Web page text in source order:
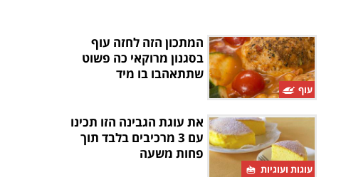
עוף
המתכון הזה לחזה עוף
בסגנון מרוקאי כה פשוט
שתתאהבו בו מיד
עוגות ועוגיות
את עוגת הגבינה הזו תכינו
עם 3 מרכיבים בלבד תוך
פחות משעה